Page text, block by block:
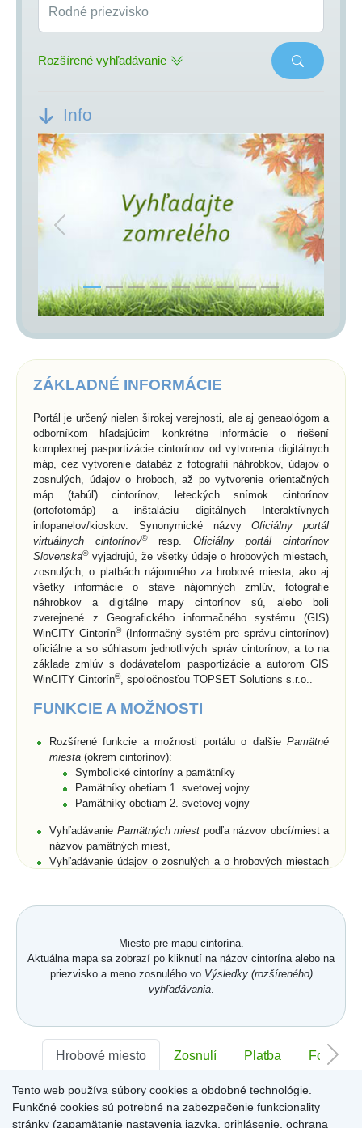
Rodné priezvisko
Rozšírené vyhľadávanie
Info
Previous Next
ZÁKLADNÉ INFORMÁCIE
Portál je určený nielen širokej verejnosti, ale aj geneaológom a
odborníkom hľadajúcim konkrétne informácie o riešení
komplexnej pasportizácie cintorínov od vytvorenia digitálnych
máp, cez vytvorenie databáz z fotografií náhrobkov, údajov o
zosnulých, údajov o hroboch, až po vytvorenie orientačných
máp (tabúľ) cintorínov, leteckých snímok cintorínov
(ortofotomáp) a inštaláciu digitálnych Interaktívnych
infopanelov/kioskov. Synonymické názvyOficiálny portál
virtuálnych cintorínov©resp. Oficiálny portál cintorínov
Slovenska©vyjadrujú, že všetky údaje o hrobových miestach,
zosnulých, o platbách nájomného za hrobové miesta, ako aj
všetky informácie o stave nájomných zmlúv, fotografie
náhrobkov a digitálne mapy cintorínov sú, alebo boli
zverejnené z Geografického informačného systému (GIS)
WinCITY Cintorín©(Informačný systém pre správu cintorínov)
oficiálne a so súhlasom jednotlivých správ cintorínov, a to na
základe zmlúv s dodávateľom pasportizácie a autorom GIS
WinCITY Cintorín©, spoločnosťou TOPSET Solutions s.r.o..
FUNKCIE A MOŽNOSTI
Rozšírené funkcie a možnosti portálu o ďalšie Pamätné
miesta (okrem cintorínov):
Symbolické cintoríny a pamätníky
Pamätníky obetiam 1. svetovej vojny
Pamätníky obetiam 2. svetovej vojny
Vyhľadávanie Pamätných miest podľa názvov obcí/miest a
názvov pamätných miest,
Vyhľadávanie údajov o zosnulých a o hrobových miestach
Rozšírené vyhľadávanie zosnulých aj podľa dátumu
buď na cintorínoch konkrétnej obce/mesta, alebo na
všetkých cintorínoch obcí/miest umiestnených na portáli,
Zobrazenie zoznamov zosnulých na vyhľadaných
symbolických cintorínoch a/alebo pamätníkoch s
Prehľadné usporiadanie databázových záznamov cintorína
Karte hrobového miesta
Karta
hrobového miestaje členená na jednotlivé záložky -
Kronika,
ZáložkaHrobové miesto obsahuje položky: číslo hrobového
miesta, dĺžka, šírka, plocha a hĺbka hrobového miesta,
Miesto pre mapu cintorína.
Aktuálna mapa sa zobrazí po kliknutí na názov cintorína alebo na
priezvisko a meno zosnulého vo Výsledky (rozšíreného)
vyhľadávania.
Hrobové miesto Zosnulí Platba Foto
Sektor:- Rad:- Číslo:-
Tento web používa súbory cookies a obdobné technológie.
Funkčné cookies sú potrebné na zabezpečenie funkcionality
stránky (zapamätanie nastavenia jazyka, prihlásenie, ochrana